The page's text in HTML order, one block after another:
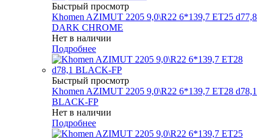
Быстрый просмотр
Khomen AZIMUT 2205 9,0\R22 6*139,7 ET25 d77,8
DARK CHROME
Нет в наличии
Подробнее
Быстрый просмотр
Khomen AZIMUT 2205 9,0\R22 6*139,7 ET28 d78,1
BLACK-FP
Нет в наличии
Подробнее